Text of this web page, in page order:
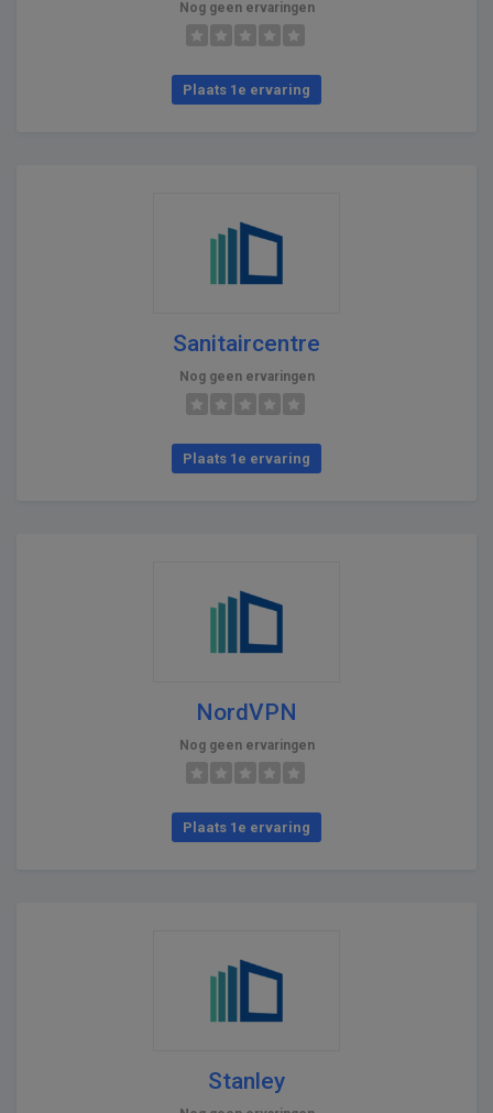
Nog geen ervaringen
Plaats 1e ervaring
Sanitaircentre
Nog geen ervaringen
Plaats 1e ervaring
NordVPN
Nog geen ervaringen
Plaats 1e ervaring
Stanley